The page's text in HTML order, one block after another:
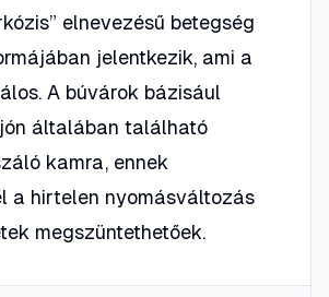
elnevezésű betegség
jelentkezik, ami a
A búvárok bázisául
általában található
kamra, ennek
a hirtelen nyomásváltozás
megszüntethetőek.